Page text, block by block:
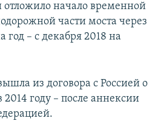
отложило начало временной
части моста через
– с декабря 2018 на
из договора с Россией о
2014 году – после аннексии